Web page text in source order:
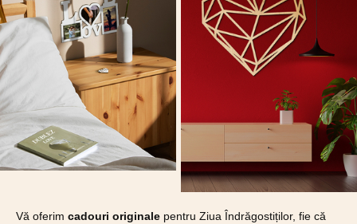
Vă oferim cadouri originale pentru Ziua Îndrăgostiților, fie că